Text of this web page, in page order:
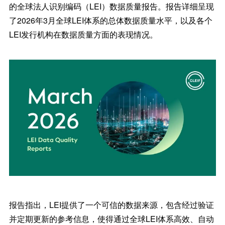
的全球法人识别编码（LEI）数据质量报告。报告详细呈现
了2026年3月全球LEI体系的总体数据质量水平，以及各个
LEI发行机构在数据质量方面的表现情况。
报告指出，LEI提供了一个可信的数据来源，包含经过验证
并定期更新的参考信息，使得通过全球LEI体系高效、自动